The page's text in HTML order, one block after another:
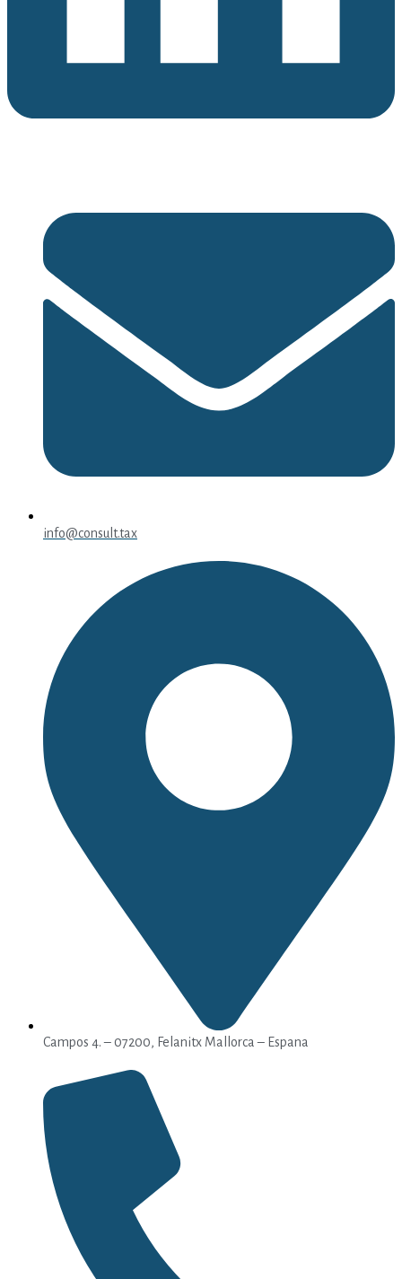
info@consult.tax
Campos 4. – 07200, Felanitx Mallorca – Espana